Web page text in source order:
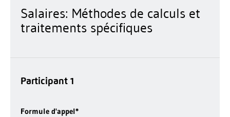
Salaires: Méthodes de calculs et
traitements spécifiques
Participant 1
Formule d'appel*